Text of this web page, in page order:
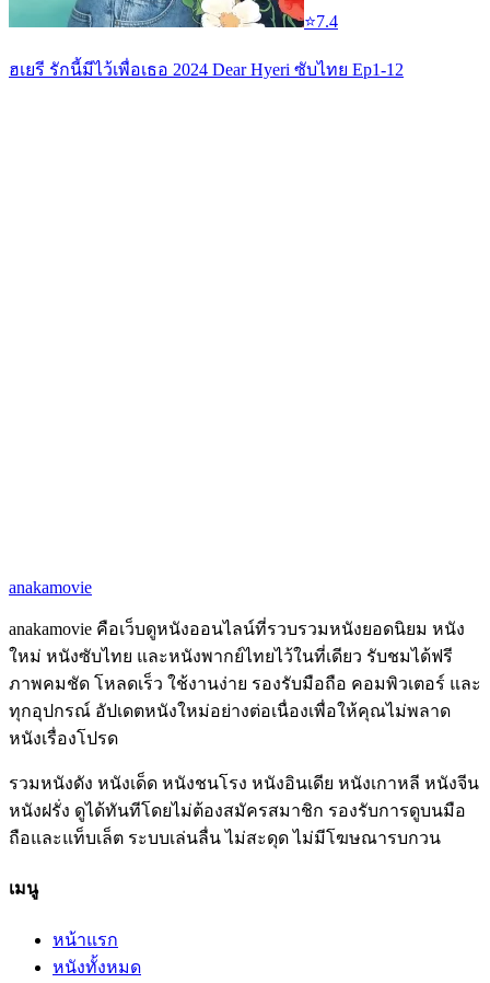
⭐7.4
ฮเยรี รักนี้มีไว้เพื่อเธอ 2024 Dear Hyeri ซับไทย Ep1-12
anakamovie
anakamovie คือเว็บดูหนังออนไลน์ที่รวบรวมหนังยอดนิยม หนัง
ใหม่ หนังซับไทย และหนังพากย์ไทยไว้ในที่เดียว รับชมได้ฟรี
ภาพคมชัด โหลดเร็ว ใช้งานง่าย รองรับมือถือ คอมพิวเตอร์ และ
ทุกอุปกรณ์ อัปเดตหนังใหม่อย่างต่อเนื่องเพื่อให้คุณไม่พลาด
หนังเรื่องโปรด
รวมหนังดัง หนังเด็ด หนังชนโรง หนังอินเดีย หนังเกาหลี หนังจีน
หนังฝรั่ง ดูได้ทันทีโดยไม่ต้องสมัครสมาชิก รองรับการดูบนมือ
ถือและแท็บเล็ต ระบบเล่นลื่น ไม่สะดุด ไม่มีโฆษณารบกวน
เมนู
หน้าแรก
หนังทั้งหมด